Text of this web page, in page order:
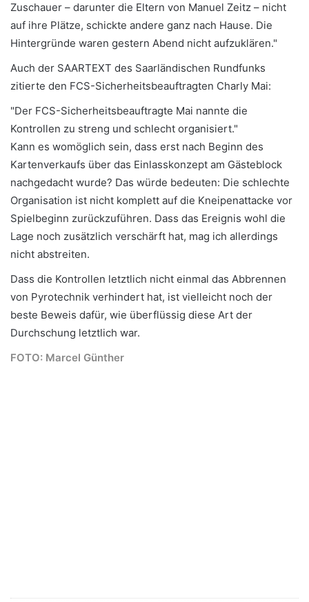
Zuschauer – darunter die Eltern von Manuel Zeitz – nicht
auf ihre Plätze, schickte andere ganz nach Hause. Die
Hintergründe waren gestern Abend nicht aufzuklären."
Auch der SAARTEXT des Saarländischen Rundfunks
zitierte den FCS-Sicherheitsbeauftragten Charly Mai:
"Der FCS-Sicherheitsbeauftragte Mai nannte die
Kontrollen zu streng und schlecht organisiert."
Kann es womöglich sein, dass erst nach Beginn des
Kartenverkaufs über das Einlasskonzept am Gästeblock
nachgedacht wurde? Das würde bedeuten: Die schlechte
Organisation ist nicht komplett auf die Kneipenattacke vor
Spielbeginn zurückzuführen. Dass das Ereignis wohl die
Lage noch zusätzlich verschärft hat, mag ich allerdings
nicht abstreiten.
Dass die Kontrollen letztlich nicht einmal das Abbrennen
von Pyrotechnik verhindert hat, ist vielleicht noch der
beste Beweis dafür, wie überflüssig diese Art der
Durchschung letztlich war.
FOTO: Marcel Günther